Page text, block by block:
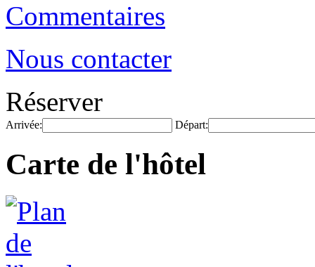
Commentaires
Nous contacter
Réserver
Arrivée: Départ:
Carte de l'hôtel